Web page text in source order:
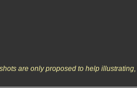
are only proposed to help illustrating,